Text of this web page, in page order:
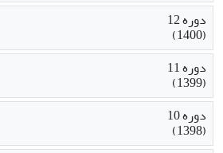
دوره 12
(1400)
دوره 11
(1399)
دوره 10
(1398)